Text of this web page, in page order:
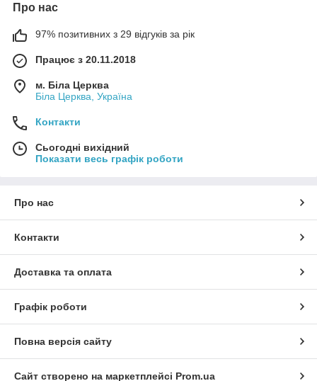
Про нас
97% позитивних з 29 відгуків за рік
Працює з 20.11.2018
м. Біла Церква
Біла Церква, Україна
Контакти
Сьогодні вихідний
Показати весь графік роботи
Про нас
Контакти
Доставка та оплата
Графік роботи
Повна версія сайту
Сайт створено на маркетплейсі Prom.ua